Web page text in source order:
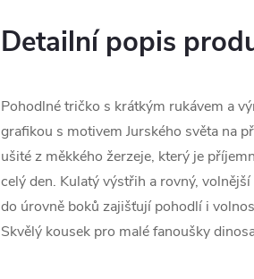
Detailní popis
Pohodlné tričko s krátkým rukávem a
grafikou s motivem Jurského světa na
ušité z měkkého žerzeje, který je
celý den. Kulatý výstřih a rovný,
do úrovně boků zajišťují pohodlí i
Skvělý kousek pro malé fanoušky